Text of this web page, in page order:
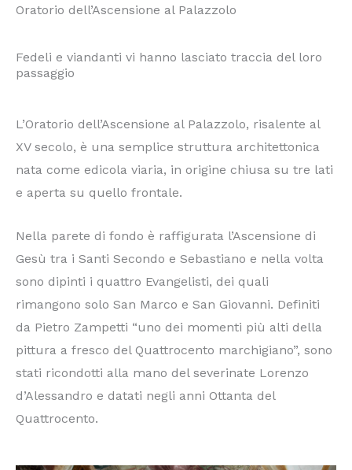
Oratorio dell’Ascensione al Palazzolo
Fedeli e viandanti vi hanno lasciato traccia del loro
passaggio
L’Oratorio dell’Ascensione al Palazzolo, risalente al
XV secolo, è una semplice struttura architettonica
nata come edicola viaria, in origine chiusa su tre lati
e aperta su quello frontale.
Nella parete di fondo è raffigurata l’Ascensione di
Gesù tra i Santi Secondo e Sebastiano e nella volta
sono dipinti i quattro Evangelisti, dei quali
rimangono solo San Marco e San Giovanni. Definiti
da Pietro Zampetti “uno dei momenti più alti della
pittura a fresco del Quattrocento marchigiano”, sono
stati ricondotti alla mano del severinate Lorenzo
d’Alessandro e datati negli anni Ottanta del
Quattrocento.